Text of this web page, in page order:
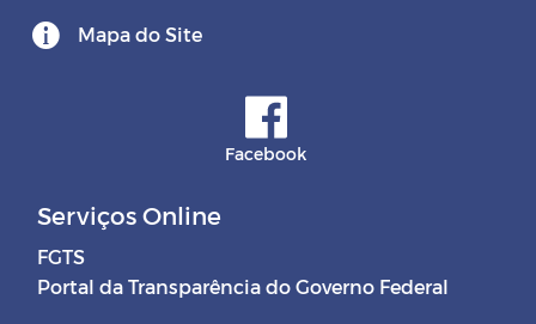
Mapa do Site
Facebook
Serviços Online
FGTS
Portal da Transparência do Governo Federal